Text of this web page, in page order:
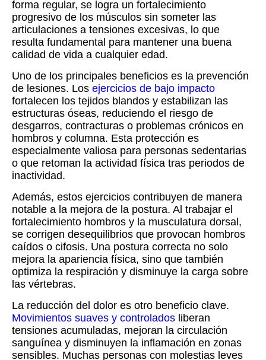
forma regular, se logra un fortalecimiento
progresivo de los músculos sin someter las
articulaciones a tensiones excesivas, lo que
resulta fundamental para mantener una buena
calidad de vida a cualquier edad.
Uno de los principales beneficios es la prevención
de lesiones. Los ejercicios de bajo impacto
fortalecen los tejidos blandos y estabilizan las
estructuras óseas, reduciendo el riesgo de
desgarros, contracturas o problemas crónicos en
hombros y columna. Esta protección es
especialmente valiosa para personas sedentarias
o que retoman la actividad física tras periodos de
inactividad.
Además, estos ejercicios contribuyen de manera
notable a la mejora de la postura. Al trabajar el
fortalecimiento hombros y la musculatura dorsal,
se corrigen desequilibrios que provocan hombros
caídos o cifosis. Una postura correcta no solo
mejora la apariencia física, sino que también
optimiza la respiración y disminuye la carga sobre
las vértebras.
La reducción del dolor es otro beneficio clave.
Movimientos suaves y controlados liberan
tensiones acumuladas, mejoran la circulación
sanguínea y disminuyen la inflamación en zonas
sensibles. Muchas personas con molestias leves